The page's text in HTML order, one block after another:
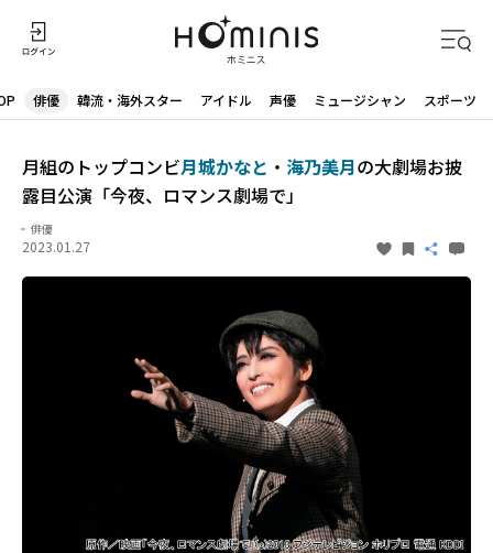
俳優 韓流・海外スター アイドル 声優 ミュージシャン スポーツ
月組のトップコンビ月城かなと ・ 海乃美月の大劇場お披
露目公演「今夜、ロマンス劇場で」
俳優
2023.01.27